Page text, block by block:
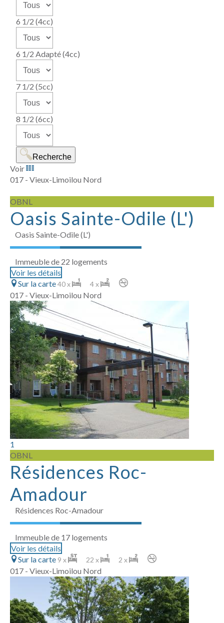
6 1/2 (4cc)
6 1/2 Adapté (4cc)
7 1/2 (5cc)
8 1/2 (6cc)
Recherche
Voir
017 - Vieux-Limoilou Nord
OBNL
Oasis Sainte-Odile (L')
Oasis Sainte-Odile (L')
Immeuble de 22 logements
Voir les détails
Sur la carte40 x 4 x
017 - Vieux-Limoilou Nord
1
OBNL
Résidences Roc-
Amadour
Résidences Roc-Amadour
Immeuble de 17 logements
Voir les détails
Sur la carte 9 x 22 x 2 x
017 - Vieux-Limoilou Nord